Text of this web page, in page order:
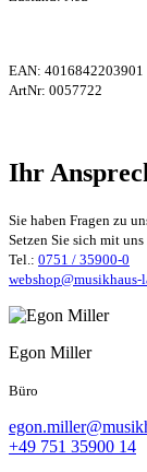
EAN: 4016842203901
ArtNr: 0057722
Ihr
Sie haben Fragen zu
Setzen Sie sich mit
Tel.: 0751 / 35900-0
webshop@musikhaus-
Egon Miller
Büro
+49 751 35900 14